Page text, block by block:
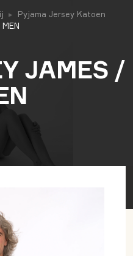
Pyjama Jersey Katoen
JAMES /